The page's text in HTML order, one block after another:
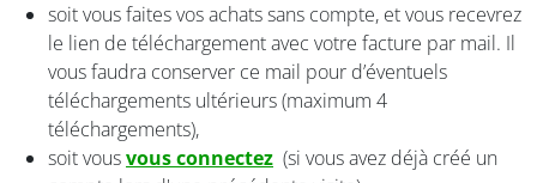
soit vous faites vos achats sans compte, et vous recevrez
le lien de téléchargement avec votre facture par mail. Il
vous faudra conserver ce mail pour d’éventuels
téléchargements ultérieurs (maximum 4
téléchargements),
soit vousvous connectez (si vous avez déjà créé un